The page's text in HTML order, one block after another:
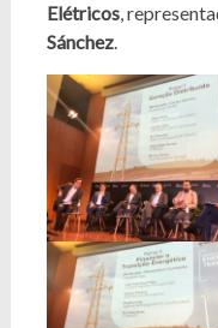
Elétricos,
Sánchez.